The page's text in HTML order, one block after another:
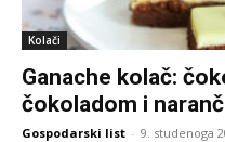
Kolači
Ganache kolač:
čokoladom i
Gospodarski list - 9. studenoga